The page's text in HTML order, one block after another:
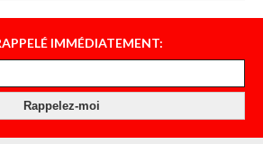
IMMÉDIATEMENT: